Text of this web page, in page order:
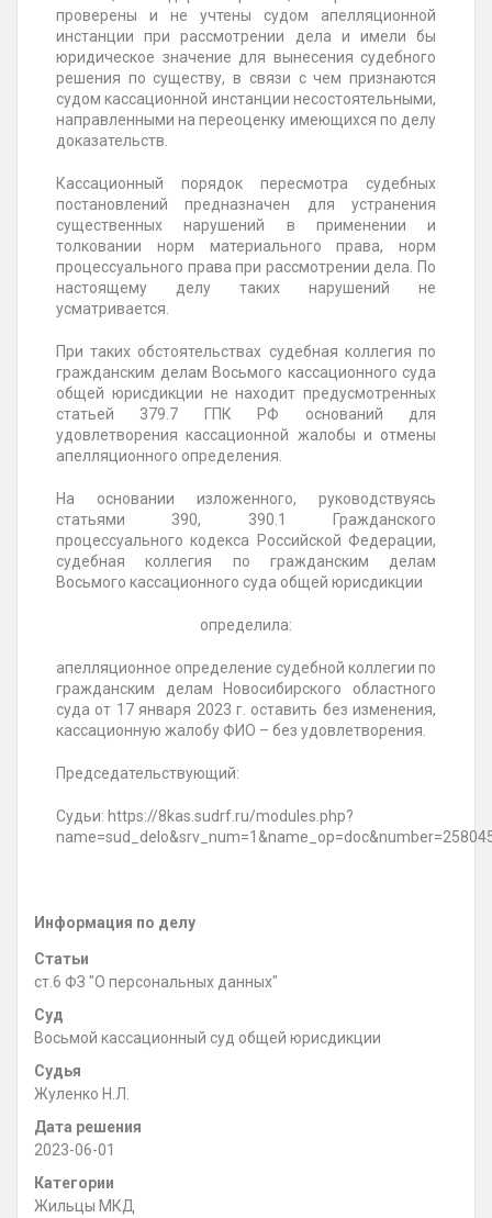
проверены и не учтены судом апелляционной
инстанции при рассмотрении дела и имели бы
юридическое значение для вынесения судебного
решения по существу, в связи с чем признаются
судом кассационной инстанции несостоятельными,
направленными на переоценку имеющихся по делу
доказательств.
Кассационный порядок пересмотра судебных
постановлений предназначен для устранения
существенных нарушений в применении и
толковании норм материального права, норм
процессуального права при рассмотрении дела. По
настоящему делу таких нарушений не
усматривается.
При таких обстоятельствах судебная коллегия по
гражданским делам Восьмого кассационного суда
общей юрисдикции не находит предусмотренных
статьей 379.7 ГПК РФ оснований для
удовлетворения кассационной жалобы и отмены
апелляционного определения.
На основании изложенного, руководствуясь
статьями 390, 390.1 Гражданского
процессуального кодекса Российской Федерации,
судебная коллегия по гражданским делам
Восьмого кассационного суда общей юрисдикции
определила:
апелляционное определение судебной коллегии по
гражданским делам Новосибирского областного
суда от 17 января 2023 г. оставить без изменения,
кассационную жалобу ФИО – без удовлетворения.
Председательствующий:
Судьи: https://8kas.sudrf.ru/modules.php?
Информация по делу
Статьи
ст.6 ФЗ "О персональных данных"
Суд
Восьмой кассационный суд общей юрисдикции
Судья
Жуленко Н.Л.
Дата решения
2023-06-01
Категории
Жильцы МКД